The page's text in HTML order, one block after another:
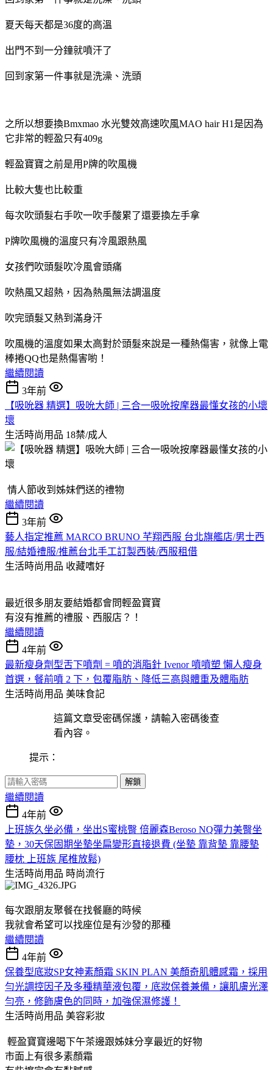
夏天每天都是36度的高溫
出門不到一分鐘就噴汗了
回到家第一件事就是洗澡、洗頭
之所以想要換Bmxmao 水光雙效高速吹風MAO hair H1是因為
它非常的輕盈只有409g
輕盈寶寶之前是用P牌的吹風機
比較大隻也比較重
每次吹頭髮右手吹一吹手酸累了還要換左手拿
P牌吹風機的溫度只有冷風跟熱風
女孩們吹頭髮吹冷風會頭痛
吹熱風又超熱，因為熱風無法調溫度
吹完頭髮又熱到滿身汗
吹風機的溫度如果太高對於頭髮來說是一種熱傷害，就像上電
棒捲QQ也是熱傷害喲！
繼續閱讀
3年前
【吸吮器 精選】吸吮大師 | 三合一吸吮按摩器最懂女孩的小壞
壞
生活時尚用品 18禁/成人
情人節收到姊妹們送的禮物
繼續閱讀
3年前
藝人指定推薦 MARCO BRUNO 芊翔西服 台北旗艦店/男士西
服/結婚禮服/推薦台北手工訂製西裝/西服租借
生活時尚用品 收藏嗜好
最近很多朋友要結婚都會問輕盈寶寶
有沒有推薦的禮服、西服店？！
繼續閱讀
4年前
最新瘦身劑型舌下噴劑 = 噴的消脂針 Ivenor 噴噴塑 懶人瘦身
首選，餐前噴 2 下，包覆脂肪、降低三高與體重及體脂肪
生活時尚用品 美味食記
這篇文章受密碼保護，請輸入密碼後查
看內容。
提示：
解鎖
繼續閱讀
4年前
上班族久坐必備，坐出S蜜桃臀 倍麗森Beroso NQ彈力美臀坐
墊，30天保固期坐墊坐扁變形直接退費 (坐墊 靠背墊 靠腰墊
腰枕 上班族 尾椎放鬆)
生活時尚用品 時尚流行
每次跟朋友聚餐在找餐廳的時候
我就會希望可以找座位是有沙發的那種
繼續閱讀
4年前
保養型底妝SP女神素顏霜 SKIN PLAN 美顏奇肌體感霜，採用
勻光調控因子及多種精華液包覆，底妝保養兼備，讓肌膚光澤
勻亮，修飾膚色的同時，加強保濕修護！
生活時尚用品 美容彩妝
輕盈寶寶邊喝下午茶邊跟姊妹分享最近的好物
市面上有很多素顏霜